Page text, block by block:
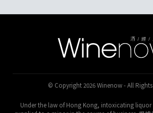
© Copyright 2026 Winenow - All Rights
Under the law of Hong Kong, intoxicating